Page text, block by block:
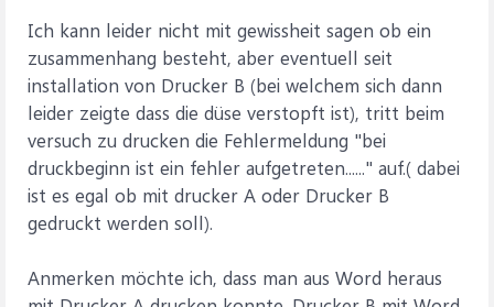
Ich kann leider nicht mit gewissheit sagen ob ein
zusammenhang besteht, aber eventuell seit
installation von Drucker B (bei welchem sich dann
leider zeigte dass die düse verstopft ist), tritt beim
versuch zu drucken die Fehlermeldung "bei
druckbeginn ist ein fehler aufgetreten......" auf.( dabei
ist es egal ob mit drucker A oder Drucker B
gedruckt werden soll).
Anmerken möchte ich, dass man aus Word heraus